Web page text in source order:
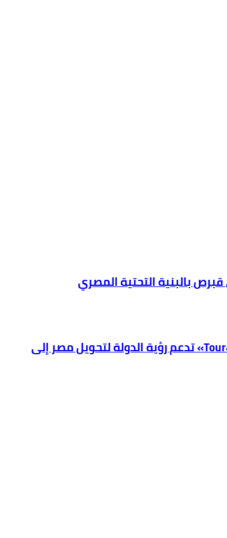
بالبنية التحتية المصري
فيكسد مصر (FEDIS) وحلول تتشاركان في تطوير أول منصة للسياحة الصحية في مصر والشرق الأوسط وأفريقيا.. «Tour4Cure» تدعم رؤية الدولة لتحويل مصر إلى